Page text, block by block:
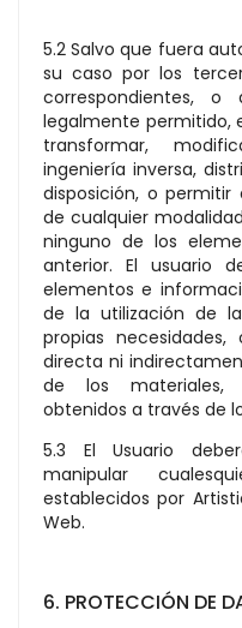
5.2 Salvo que fuera
su caso por los
correspondientes,
legalmente permitido,
transformar,
ingeniería inversa,
disposición, o
de cualquier
ninguno de los
anterior. El usuario
elementos e
de la utilización de
propias
directa ni
de los materiales,
obtenidos a través de
5.3 El Usuario
manipular
establecidos por
Web.
6. PROTECCIÓN DE